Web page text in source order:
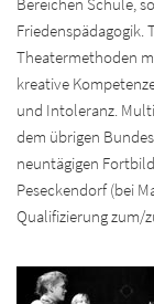
Bereichen Schule,
Friedenspädagogik.
Theatermethoden
kreative
und Intoleranz.
dem übrigen
neuntägigen
Peseckendorf (bei
Qualifizierung zum/